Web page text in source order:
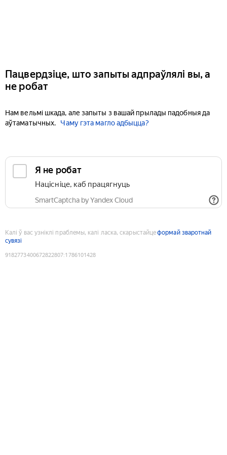
Пацвердзіце, што запыты адпраўлялі вы, а
не робат
Нам вельмі шкада, але запыты з вашай прылады падобныя да
аўтаматычных.
Чаму гэта магло адбыцца?
Я не робат
Націсніце, каб працягнуць
SmartCaptcha by Yandex Cloud
Калі ў вас узніклі праблемы, калі ласка, скарыстайцеформай зваротнай
сувязі
9182773400672822807:1786101428